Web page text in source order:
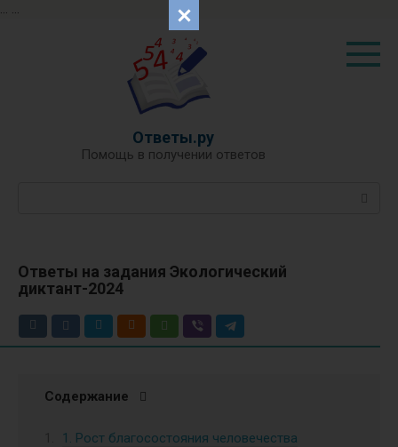
... ...
Ответы.ру
Помощь в получении ответов
Ответы на задания Экологический
диктант-2024
Содержание
1. Рост благосостояния человечества